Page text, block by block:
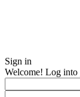
Sign in
Welcome! Log into